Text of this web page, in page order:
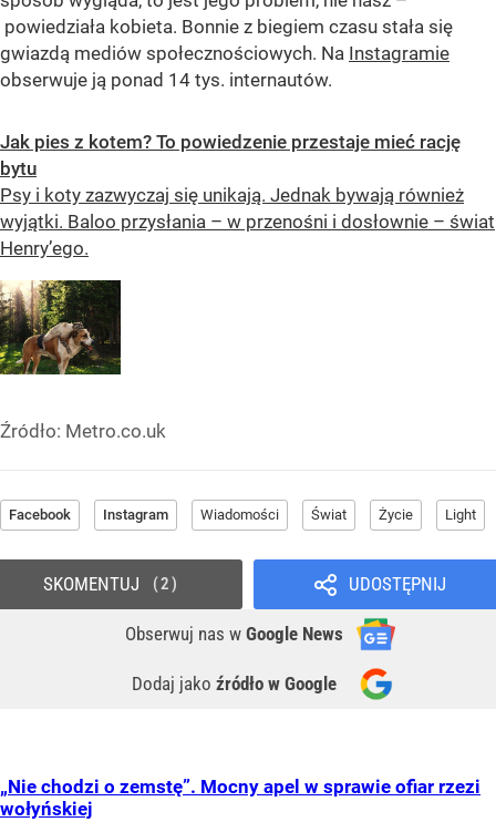
powiedziała kobieta. Bonnie z biegiem czasu stała się
gwiazdą mediów społecznościowych. Na Instagramie
obserwuje ją ponad 14 tys. internautów.
Jak pies z kotem? To powiedzenie przestaje mieć rację
bytu
Psy i koty zazwyczaj się unikają. Jednak bywają również
wyjątki. Baloo przysłania – w przenośni i dosłownie – świat
Henry’ego.
Źródło: Metro.co.uk
Facebook Instagram Wiadomości Świat Życie Light
UDOSTĘPNIJ
Obserwuj nas w Google News
Dodaj jako źródło w Google
SKOMENTUJ 2
„Nie chodzi o zemstę”. Mocny apel w sprawie ofiar rzezi
wołyńskiej